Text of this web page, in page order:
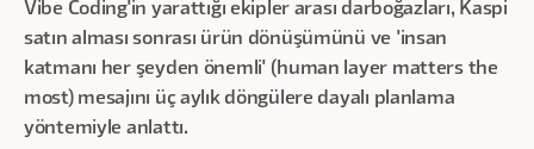
Vibe Coding'in yarattığı ekipler arası darboğazları, Kaspi
satın alması sonrası ürün dönüşümünü ve 'insan
katmanı her şeyden önemli' (human layer matters the
most) mesajını üç aylık döngülere dayalı planlama
yöntemiyle anlattı.